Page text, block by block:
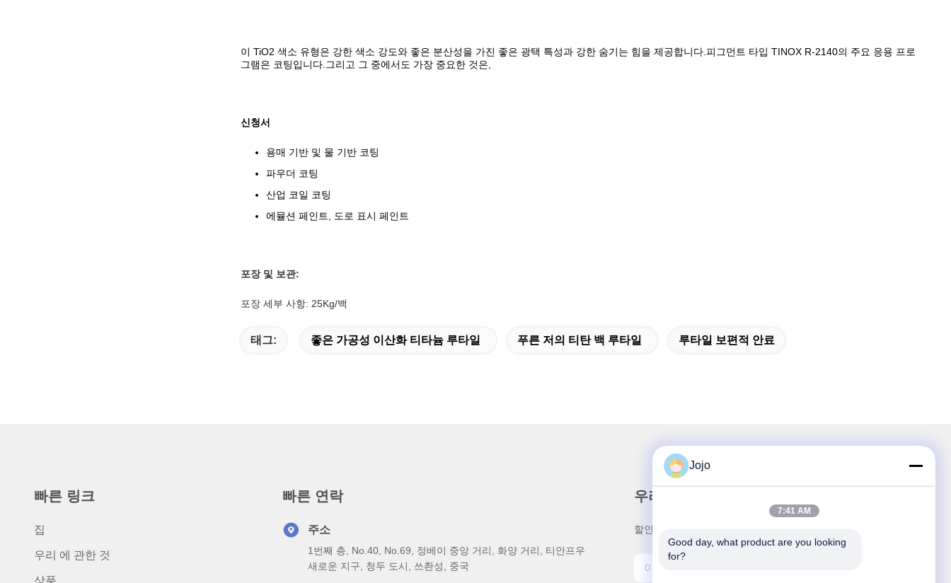
이 TiO2 색소 유형은 강한 색소 강도와 좋은 분산성을 가진 좋은 광택 특성과 강한 숨기는 힘을 제공합니다.피그먼트 타입 TINOX R-2140의 주요 응용 프로
그램은 코팅입니다.그리고 그 중에서도 가장 중요한 것은,
신청서
용매 기반 및 물 기반 코팅
파우더 코팅
산업 코일 코팅
에뮬션 페인트, 도로 표시 페인트
포장 및 보관:
포장 세부 사항: 25Kg/백
태그: 좋은 가공성 이산화 티타늄 루타일 푸른 저의 티탄 백 루타일 루타일 보편적 안료
빠른 링크
집
우리 에 관한 것
상품
빠른 연락
주소
1번째 층, No.40, No.69, 정베이 중앙 거리, 화양 거리, 티안프우
새로운 지구, 청두 도시, 쓰촨성, 중국
우리 뉴스레터
할인 및 더 많은 정보를 얻기 위해 뉴스레터에 가입하십시오.
Jojo
7:41 AM
Good day, what product are you looking
for?